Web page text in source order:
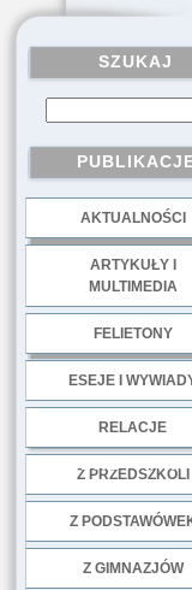
SZUKAJ
AKTUALNOŚCI
ARTYKUŁY I
MULTIMEDIA
FELIETONY
ESEJE I
RELACJE
Z PRZEDSZKOLI
Z
Z GIMNAZJÓW